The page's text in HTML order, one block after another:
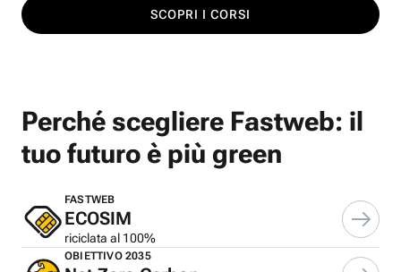
SCOPRI I CORSI
Perché scegliere Fastweb: il
tuo futuro è più green
FASTWEB
ECOSIM
riciclata al 100%
OBIETTIVO 2035